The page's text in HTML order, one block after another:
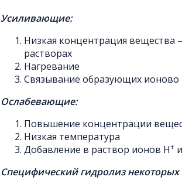
Усиливающие:
Низкая концентрация вещества
растворах
Нагревание
Связывание образующих ионово
Ослабевающие:
Повышение концентрации
Низкая температура
Добавление в раствор ионов H+
Специфический гидролиз некоторых